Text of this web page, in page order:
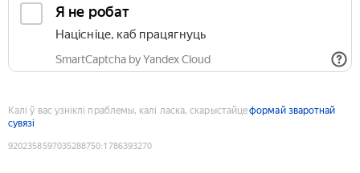
Я не робат
Націсніце, каб працягнуць
SmartCaptcha by Yandex Cloud
Калі ў вас узніклі праблемы, калі ласка, скарыстайцеформай зваротнай
сувязі
9202358597035288750:1786393270